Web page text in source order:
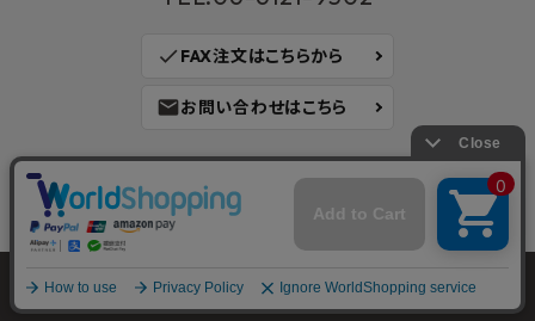
check FAX注文はこちらから
mailお問い合わせはこちら
CO.,LTD. All Rights Reserved.